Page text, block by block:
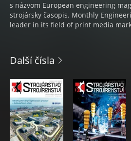
s názvom European engineering
strojársky časopis. Monthly
leader in its field of print media
longest on the market - already 22
magazine - European engineering
we bring news of the engineering
industries Slovak, Czech and
Další čísla